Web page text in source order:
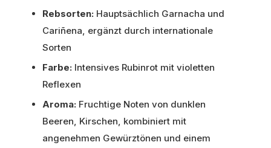
Rebsorten: Hauptsächlich Garnacha und
Cariñena, ergänzt durch internationale
Sorten
Farbe: Intensives Rubinrot mit violetten
Reflexen
Aroma: Fruchtige Noten von dunklen
Beeren, Kirschen, kombiniert mit
angenehmen Gewürztönen und einem